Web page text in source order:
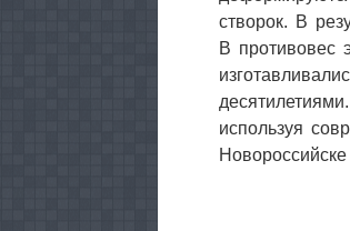
створок. В
В противовес
используя